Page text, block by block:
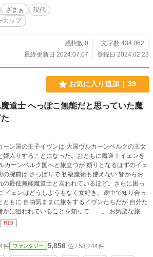
予算の半分なんて話しになったのか？ それは、
ルギーをずっと無理矢理出すことになり、やらなく
れる、補填、保障であった。 そして長き時間が
う世界かもしれない地球で起こる物語。
ざまぁ
現代
カップ
感想数 0
文字数 434,062
最終更新日 2024.07.07
登録日 2024.02.23
お気に入り追加 39
道士 へっぽこ無能だと思っていた魔
ーン国の王子イヴンは 大国ヴルカーンベルクの王女
婿入りすることになった。おともに魔道士イェンを
カーンベルク国へと旅立つが 頼りとなるはずのイェ
の腕前は さっぱりで 初級魔術も使えない 皆からお
の最低無能魔道士と言われているほど。さらに困っ
イェンはどうしようもなく女好き。途中で知り合っ
ともに 自由気ままに旅をするイヴンたちだが 自分た
かに狙われていることを知って……。 お気楽な旅か
王位継承を巡る陰謀に巻き込まれていく二人は──。
R15
件 ファンタジー 5,856 位 / 53,244件